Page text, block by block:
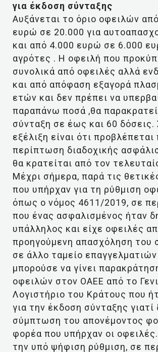
για έκδοση σύνταξης
Αυξάνεται το όριο οφειλών
ευρώ σε 20.000 για
και από 4.000 ευρώ σε 6.000
αγρότες . Η οφειλή που
συνολικά από οφειλές αλλά
και από απόφαση εξαγορά
ετών και δεν πρέπει να
παραπάνω ποσά ,θα
σύνταξη σε έως και 60 δόσεις.
εξέλιξη είναι ότι
περίπτωση διαδοχικής
θα κρατείται από τον
Μέχρι σήμερα, παρά τις
που υπήρχαν για τη ρύθμιση
όπως ο νόμος 4611/2019, σε
που ένας ασφαλισμένος ήταν
υπάλληλος και είχε οφειλές
προηγούμενη απασχόληση του
σε άλλο ταμείο επαγγελματιών
μπορούσε να γίνει
οφειλών στον ΟΑΕΕ από το
Λογιστήριο του Κράτους που
για την έκδοση σύνταξης
σύμπτωση του απονέμοντος
φορέα που υπήρχαν οι
την υπό ψήφιση ρύθμιση, σε